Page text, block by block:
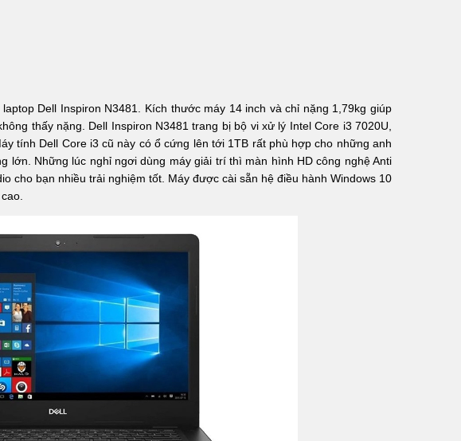
Dell Inspiron N3481. Kích thước máy 14 inch và chỉ nặng 1,79kg giúp
thấy nặng. Dell Inspiron N3481 trang bị bộ vi xử lý Intel Core i3 7020U,
tính Dell Core i3 cũ này có ổ cứng lên tới 1TB rất phù hợp cho những anh
lớn. Những lúc nghỉ ngơi dùng máy giải trí thì màn hình HD công nghệ Anti
cho bạn nhiều trải nghiệm tốt. Máy được cài sẵn hệ điều hành Windows 10